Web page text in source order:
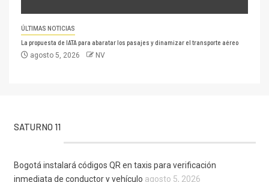
ÚLTIMAS NOTICIAS
La propuesta de IATA para abaratar los pasajes y dinamizar el transporte aéreo
agosto 5, 2026 NV
SATURNO 11
Bogotá instalará códigos QR en taxis para verificación
inmediata de conductor y vehículo agosto 5, 2026